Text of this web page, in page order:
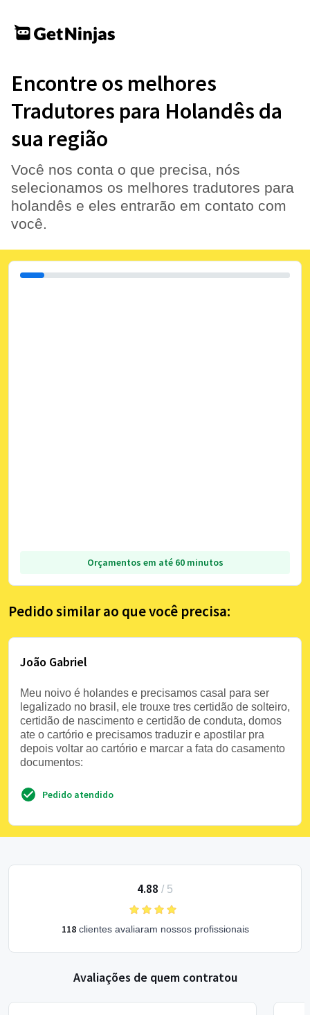
Encontre os melhores
Tradutores para Holandês da
sua região
Você nos conta o que precisa, nós
selecionamos os melhores tradutores para
holandês e eles entrarão em contato com
você.
Orçamentos em até 60 minutos
Pedido similar ao que você precisa:
João Gabriel
Meu noivo é holandes e precisamos casal para ser
legalizado no brasil, ele trouxe tres certidão de solteiro,
certidão de nascimento e certidão de conduta, domos
ate o cartório e precisamos traduzir e apostilar pra
depois voltar ao cartório e marcar a fata do casamento
documentos:
Pedido atendido
4.88 / 5
118clientes avaliaram nossos profissionais
Avaliações de quem contratou